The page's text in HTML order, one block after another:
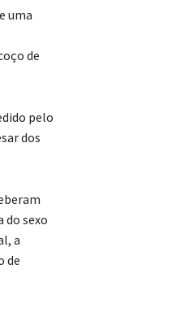
uma
de
pelo
dos
do sexo
a
de